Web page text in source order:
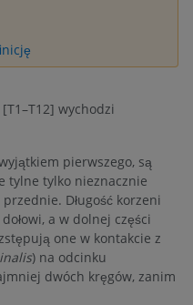
[T1–T12] wychodzi
pierwszego, są
tylne tylko nieznacznie
Długość korzeni
a w dolnej części
one w kontakcie z
) na odcinku
dwóch kręgów, zanim